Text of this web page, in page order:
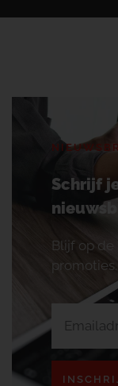
Schrijf
Blijf op de
promoties.